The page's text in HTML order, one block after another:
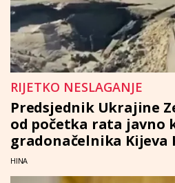
RIJETKO NESLAGANJE
Predsjednik Ukrajine
od početka rata javno
gradonačelnika Kijeva
HINA